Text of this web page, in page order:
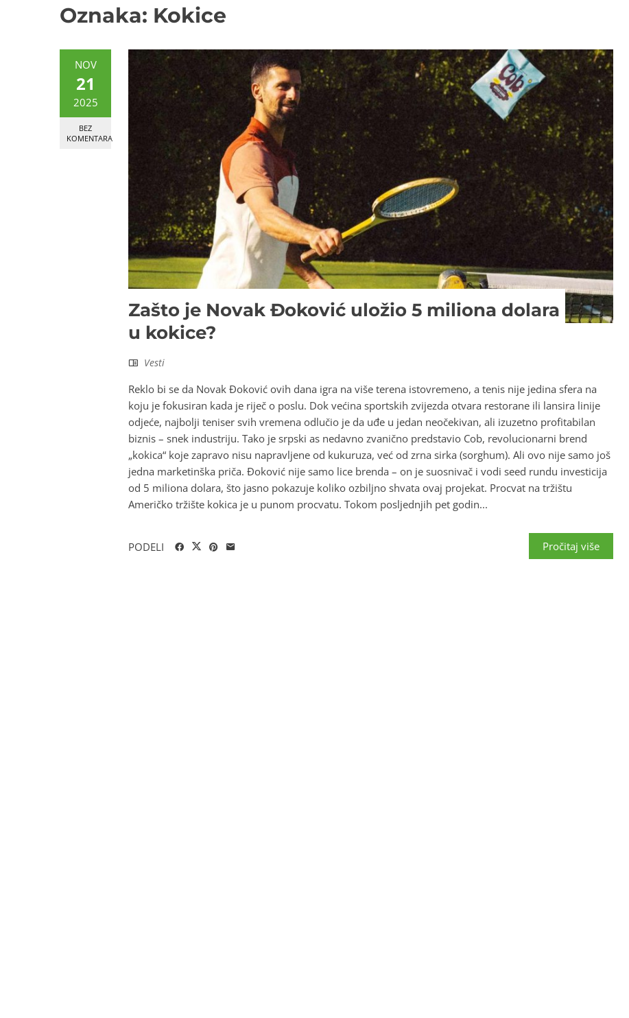
Oznaka: Kokice
NOV
21
2025
BEZ
KOMENTARA
Zašto je Novak Đoković uložio 5 miliona dolara
u kokice?
Vesti
Reklo bi se da Novak Đoković ovih dana igra na više terena istovremeno, a tenis nije jedina sfera na
koju je fokusiran kada je riječ o poslu. Dok većina sportskih zvijezda otvara restorane ili lansira linije
odjeće, najbolji teniser svih vremena odlučio je da uđe u jedan neočekivan, ali izuzetno profitabilan
biznis – snek industriju. Tako je srpski as nedavno zvanično predstavio Cob, revolucionarni brend
„kokica“ koje zapravo nisu napravljene od kukuruza, već od zrna sirka (sorghum). Ali ovo nije samo još
jedna marketinška priča. Đoković nije samo lice brenda – on je suosnivač i vodi seed rundu investicija
od 5 miliona dolara, što jasno pokazuje koliko ozbiljno shvata ovaj projekat. Procvat na tržištu
Američko tržište kokica je u punom procvatu. Tokom posljednjih pet godin...
Pročitaj više
PODELI